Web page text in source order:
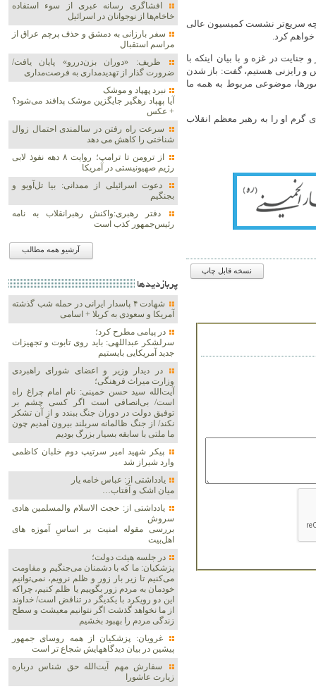
چه سریع‌تر نشست کمیسیون عالی
کرد.
در غزه و با بیان اینکه با
و رایزنی هستیم، گفت: باز شدن
موضوعی مربوط به همه ما
گرم او را به رهبر معظم انقلاب
نسخه قابل چاپ
افشاگری رسانه عبری از سوء استفاده
خاخام‌ها از نوجوانان در اسرائیل
سفر بارزانی به دمشق و حذف پرچم عراق از
مراسم استقبال
ظریف: «دوران بزن‌دررو» پایان یافت/
ضرورت گذار از تهدیدمداری به فرصت‌مداری
نبرد پهپاد و موشک‌
آیا پهپاد رهگیر جایگزین موشک‌ پدافند می‌شود؟
+ عکس
سرعت راه رفتن در سالمندی احتمال زوال
شناختی را کاهش می دهد
از ترومن تا ترامپ؛ روایت ۸ دهه نفوذ لابی
رژیم صهیونیستی در آمریکا
دعوت اسرائیلی از ممدانی: بیا تل‌آویو و
بجنگیم
دفتر رهبری:واکنش رهبرانقلاب به نامه
رئیس‌جمهور کذب است
آرشیو همه مطالب
پربازديدها
شهادت ۴ پاسدار ایرانی در حمله شب گذشته
آمریکا و سعودی به کربلا + اسامی
در پیامی مطرح کرد؛
سرلشکر عبداللهی: باید روی تابوت و تجهیزات
جدید آمریکایی بایستیم
در دیدار وزیر و اعضای شورای راهبردی
وزارت‌ میراث فرهنگی؛
آیت‌الله سید حسن خمینی: نام امام چراغ راه
است/ بی‌انصافی است‌ اگر کسی چشم بر
توفیق دولت‌ در دوران جنگ ببندد و از آن تشکر
نکند/ از جنگ ظالمانه سربلند بیرون آمدیم چون
ما ملتی با سابقه بسیار بزرگ بودیم
پیکر شهید امیر سرتیپ دوم خلبان کاظمی
وارد شیراز شد
یادداشتی از: عباس خامه یار
میان اشک و آفتاب…
یادداشتی از: حجت الاسلام والمسلمین هادی
سروش
بررسی مقوله امنیت بر اساسِ آموزه های
اهل‌بیت
در جلسه هیئت دولت؛
پزشکیان: ما که با دشمنان می‌جنگیم و مقاومت
می‌کنیم تا زیر بار زور و ظلم نرویم، نمی‌توانیم
خودمان به مردم زور بگوییم یا ظلم کنیم، چراکه
این دو رویکرد با یکدیگر در تناقض است/ خداوند
از ما نخواهد گذشت اگر نتوانیم معیشت و سطح
زندگی مردم را بهبود بخشیم
غرویان: پزشکیان از همه روسای جمهور
پیشین در بیان دیدگاههایش شجاع تر است
سفارش مهم آیت‌الله حق شناس درباره
زیارت عاشورا